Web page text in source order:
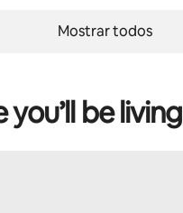
Mostrar todos
you’ll be living